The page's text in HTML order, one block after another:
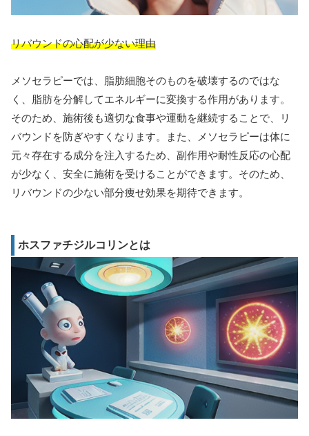
リバウンドの心配が少ない理由
メソセラピーでは、脂肪細胞そのものを破壊するのではな
く、脂肪を分解してエネルギーに変換する作用があります。
そのため、施術後も適切な食事や運動を継続することで、リ
バウンドを防ぎやすくなります。また、メソセラピーは体に
元々存在する成分を注入するため、副作用や耐性反応の心配
が少なく、安全に施術を受けることができます。そのため、
リバウンドの少ない部分痩せ効果を期待できます。
ホスファチジルコリンとは